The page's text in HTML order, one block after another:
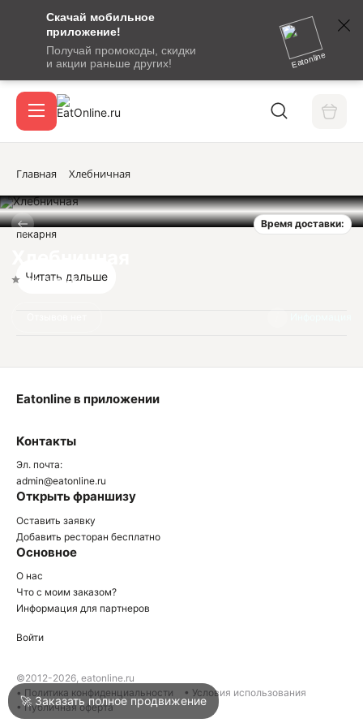
Скачай мобильное
приложение!
Получай промокоды, скидки
и акции раньше других!
Eatonline
сообщение
кодом
подтверждения
Вход / регистрация
Акции
Войти
Написать в техподдержку
Главная Хлебничная
Время доставки:
Нет оценок
пекарня
Читать дальше
Контакты
Эл. почта:
admin@eatonline.ru
Открыть франшизу
Оставить заявку
Добавить ресторан бесплатно
Основное
О нас
Что с моим заказом?
Информация для партнеров
Eatonline в приложении
Войти
©2012-2026, eatonline.ru
• Политика конфиденциальности
• Условия использования
• Публичная оферта
🚀 Заказать полное продвижение